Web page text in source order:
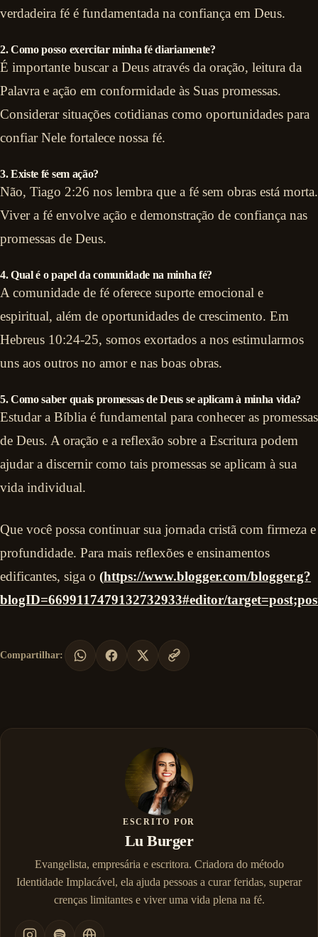
verdadeira fé é fundamentada na confiança em Deus.
2. Como posso exercitar minha fé diariamente?
É importante buscar a Deus através da oração, leitura da
Palavra e ação em conformidade às Suas promessas.
Considerar situações cotidianas como oportunidades para
confiar Nele fortalece nossa fé.
3. Existe fé sem ação?
Não, Tiago 2:26 nos lembra que a fé sem obras está morta.
Viver a fé envolve ação e demonstração de confiança nas
promessas de Deus.
4. Qual é o papel da comunidade na minha fé?
A comunidade de fé oferece suporte emocional e
espiritual, além de oportunidades de crescimento. Em
Hebreus 10:24-25, somos exortados a nos estimularmos
uns aos outros no amor e nas boas obras.
5. Como saber quais promessas de Deus se aplicam à minha vida?
Estudar a Bíblia é fundamental para conhecer as promessas
de Deus. A oração e a reflexão sobre a Escritura podem
ajudar a discernir como tais promessas se aplicam à sua
vida individual.
Que você possa continuar sua jornada cristã com firmeza e
profundidade. Para mais reflexões e ensinamentos
edificantes, siga o (https://www.blogger.com/blogger.g?
blogID=6699117479132732933#editor/
Compartilhar:
ESCRITO POR
Lu Burger
Evangelista, empresária e escritora. Criadora do método
Identidade Implacável, ela ajuda pessoas a curar feridas, superar
crenças limitantes e viver uma vida plena na fé.